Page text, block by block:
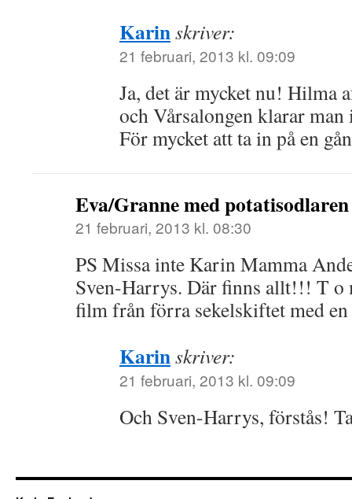
Karinskriver:
21 februari, 2013 kl. 09:09
Ja, det är mycket nu! Hilma
och Vårsalongen klarar man
För mycket att ta in på en
Eva/Granne med potatisodlaren
21 februari, 2013 kl. 08:30
PS Missa inte Karin Mamma
Sven-Harrys. Där finns allt!!! T o
film från förra sekelskiftet med
Karinskriver:
21 februari, 2013 kl. 09:09
Och Sven-Harrys, förstås!